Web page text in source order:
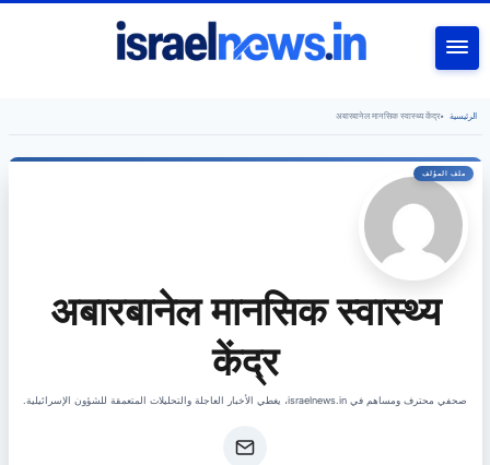
الرئيسية •
अबारबानेल मानसिक स्वास्थ्य केंद्र
अबारबानेल मानसिक स्वास्थ्य
केंद्र
صحفي محترف ومساهم في israelnews.in، يغطي الأخبار العاجلة والتحليلات المتعمقة للشؤون الإسرائيلية.